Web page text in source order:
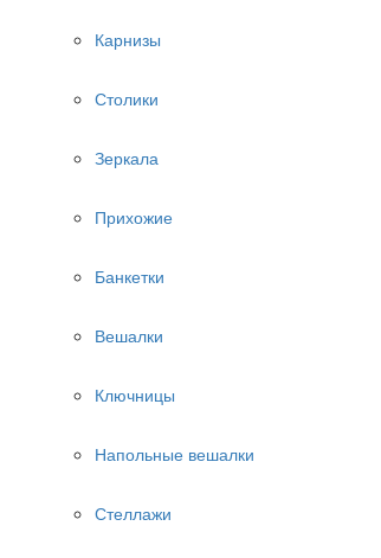
Карнизы
Столики
Зеркала
Прихожие
Банкетки
Вешалки
Ключницы
Напольные вешалки
Стеллажи